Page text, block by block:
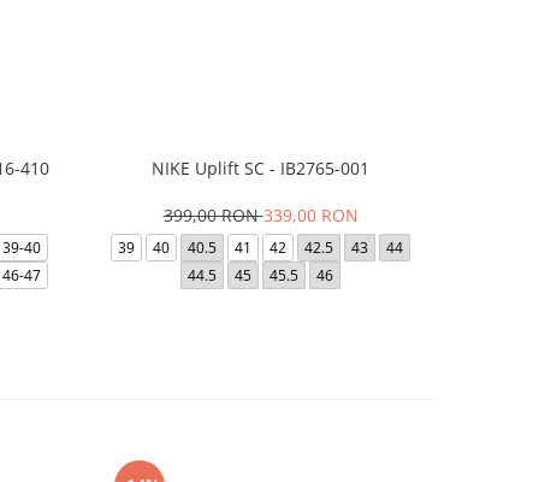
410
39-40
46-47
NIKE Uplift SC - IB2765-001
399,00 RON339,00 RON
39 40 40.5 41 42 42.5 43
44
44.5
45 45.5 46